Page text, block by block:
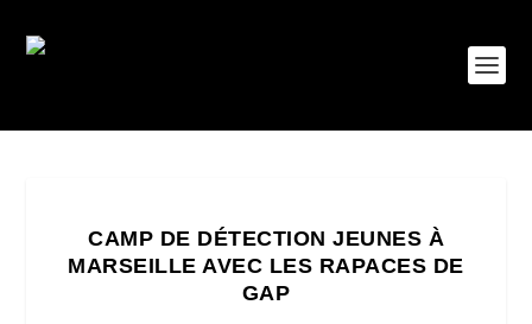
CAMP DE DÉTECTION JEUNES À
MARSEILLE AVEC LES RAPACES DE
GAP